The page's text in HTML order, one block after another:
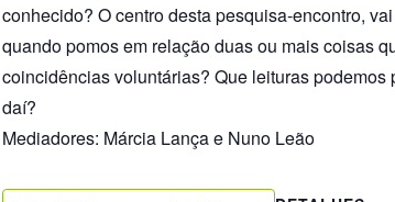
conhecido? O centro desta pesquisa-encontro,
quando pomos em relação duas ou mais coisas
coincidências voluntárias? Que leituras
daí?
Mediadores: Márcia Lança e Nuno Leão